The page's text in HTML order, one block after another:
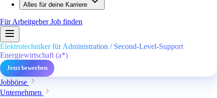
Alles für deine Karriere
Für ArbeitgeberJob finden
Elektrotechniker für Administration / Second-Level-Support
Energiewirtschaft (a*)
Jetzt bewerben
Jobbörse
Unternehmen